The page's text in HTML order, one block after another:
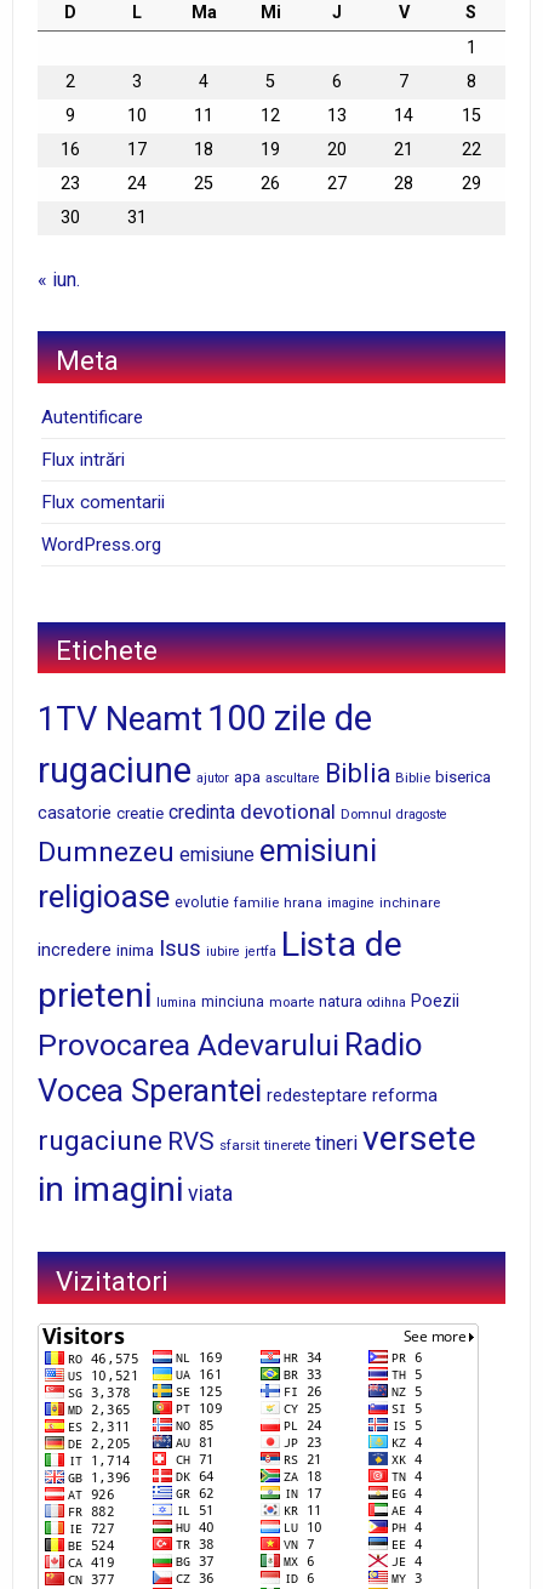
D L Ma Mi J V
S
1
2
3 4 5 6 7
8
9
10 11 12 13 14
15
16
17 18 19 20 21
22
23
24 25 26 27 28
29
30
31
« iun.
Meta
Autentificare
Flux intrări
Flux comentarii
WordPress.org
Etichete
1TV Neamt 100 zile de
rugaciune ajutor apa ascultare Biblia Biblie biserica
casatorie creatie credinta devotional Domnul dragoste
Dumnezeu emisiune emisiuni
religioase evolutie familie hrana imagine inchinare
incredere inima Isus iubire jertfa Lista de
prieteni
lumina minciuna moarte natura odihna Poezii
Provocarea Adevarului Radio
Vocea Sperantei redesteptare reforma
rugaciune RVS sfarsit tinerete tineri versete
in imagini viata
Vizitatori